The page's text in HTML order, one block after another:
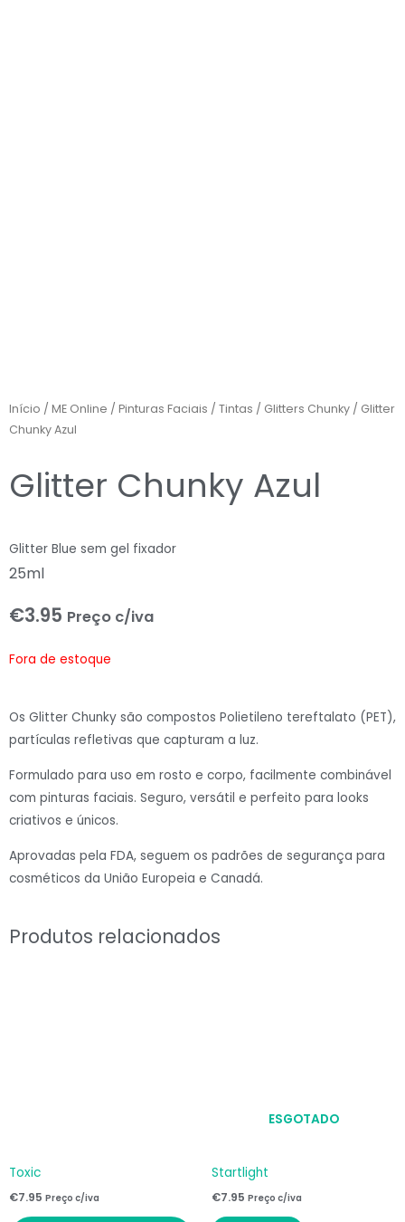
Início / ME Online / Pinturas Faciais / Tintas / Glitters Chunky / Glitter
Chunky Azul
Glitter Chunky Azul
Glitter Blue sem gel fixador
25ml
€3.95 Preço c/iva
Fora de estoque
Os Glitter Chunky são compostos Polietileno tereftalato (PET),
partículas refletivas que capturam a luz.
Formulado para uso em rosto e corpo, facilmente combinável
com pinturas faciais. Seguro, versátil e perfeito para looks
criativos e únicos.
Aprovadas pela FDA, seguem os padrões de segurança para
cosméticos da União Europeia e Canadá.
Produtos relacionados
Toxic
€7.95 Preço c/iva
ESGOTADO
Startlight
€7.95 Preço c/iva